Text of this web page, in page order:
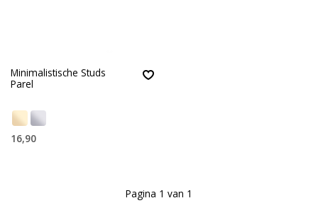
Minimalistische Studs
Parel
16,90
Pagina 1 van 1